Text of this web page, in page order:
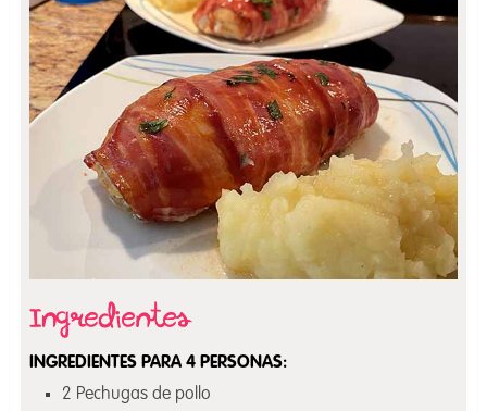
INGREDIENTES PARA 4 PERSONAS:
2 Pechugas de pollo